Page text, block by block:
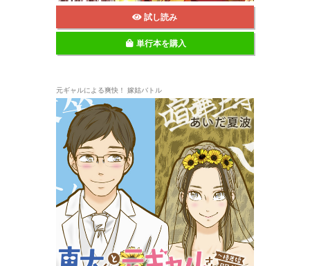
試し読み
単行本を購入
元ギャルによる爽快！ 嫁姑バトル